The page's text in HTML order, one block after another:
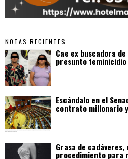
NOTAS RECIENTES
Cae ex buscadora
presunto feminicidio
Escándalo en el
contrato millonario
Grasa de
procedimiento para